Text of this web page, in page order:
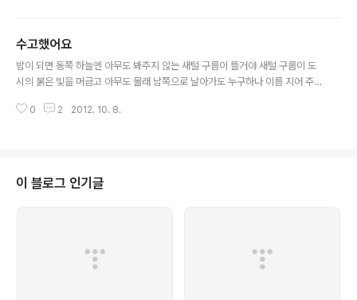
수고했어요
밤이 되면 동쪽 하늘엔 아무도 봐주지 않는 새털 구름이 뜰거야 새털 구름이 도
시의 붉은 빛을 머금고 아무도 몰래 남쪽으로 날아가도 누구하나 이름 지어 주
몇 그램의 식사를 하고 웃고, 떠들고, 그렇게 지나간 시간을 하루라고 하겠지. 삭
0 2 2012. 10. 8.
이 블로그 인기글